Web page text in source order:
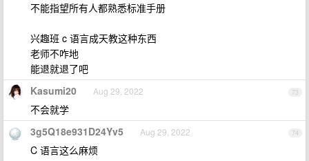
不能指望所有人都熟悉标准手册
兴趣班 c 语言成天教这种东西
老师不咋地
能退就退了吧
73
Kasumi20 Aug 29, 2022
不会就学
74
3g5Q18e931D24Yv5 Aug 29, 2022
C 语言这么麻烦